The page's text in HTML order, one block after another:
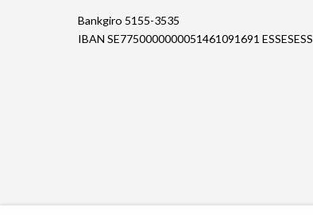
Bankgiro 5155-3535
IBAN SE7750000000051461091691 ESSESESS